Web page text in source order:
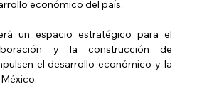
económico del país.
un espacio estratégico para el
y la construcción de
el desarrollo económico y la